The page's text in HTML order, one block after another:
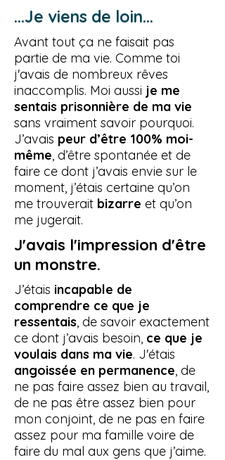
...Je viens de loin...
Avant tout ça ne faisait pas
partie de ma vie. Comme toi
j'avais de nombreux rêves
inaccomplis. Moi aussi je me
sentais prisonnière de ma vie
sans vraiment savoir pourquoi.
J’avais peur d’être 100% moi-
même, d’être spontanée et de
faire ce dont j’avais envie sur le
moment, j’étais certaine qu’on
me trouverait bizarre et qu’on
me jugerait.
J'avais l'impression d'être
un monstre.
J’étais incapable de
comprendre ce que je
ressentais, de savoir exactement
ce dont j’avais besoin, ce que je
voulais dans ma vie. J'étais
angoissée en permanence, de
ne pas faire assez bien au travail,
de ne pas être assez bien pour
mon conjoint, de ne pas en faire
assez pour ma famille voire de
faire du mal aux gens que j’aime.